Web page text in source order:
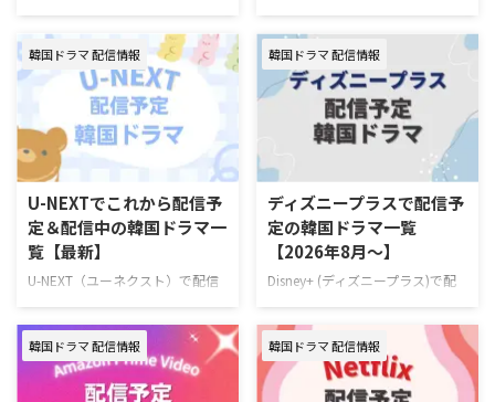
タクシー～』を視聴できる動画配
信サービスやあらすじ、キャスト
の情報をまとめた。 韓国ドラマ
『復讐代行人3～模範タクシー
～』配信情報 『復讐代行人3～模
範タクシー～』はを視聴できる動
画配信サービスは下記の通り。
動画配信サービス配信状況
Leminoプレミアム Hulu U-NEXT
Prime Video※有料 Disney+
Netflix 『復讐代行人3～模範タク
シー～』を見るならLemino！
Leminoプレミアムは、新規の登
料期間中に解 …
ノ）で配信中の新作・人気韓国ド
ラマを一挙紹介！（随時更新）
Leminoで7月にスタートする韓国
ドラマ 韓国ドラマ『推しデビュ
― ～My Idol, My Debut～』 7月
16日（木）スタート 推しの悲劇
的な死を阻止するため8年前へタ
イムスリップしたファンが、アイ
ドル練習生として運命を変えよう
と奮闘するタイムスリップK-POP
ロマンスコメディ。 演出ハン・
グムビ 脚本チェ・ヨンス キャス
トQ（THE BOYZ）、ファン・ジ
（tripleS …
韓国ドラマ 配信情報
U-NEXTでこれから配信予
定＆配信中の韓国ドラマ一
覧【最新】
U-NEXT（ユーネクスト）で配信
一挙ご紹介！ さらに、最近配信
が始まった大注目の新作も合わせ
てお届け。（随時更新） ＞＞お
すすめの韓国ドラマ一覧はこちら
韓国ドラマ 配信情報
ディズニープラスで配信予
定の韓国ドラマ一覧
【2026年8月～】
Disney+ (ディズニープラス)で配
ドキュメンタリーを一挙紹介！
（随時更新） ディズニープラスで
毎週最新エピソードが更新中の韓
国ドラマ 韓国ドラマ『夫婦の結
韓国ドラマ 配信情報 韓国ドラマ 配信情報